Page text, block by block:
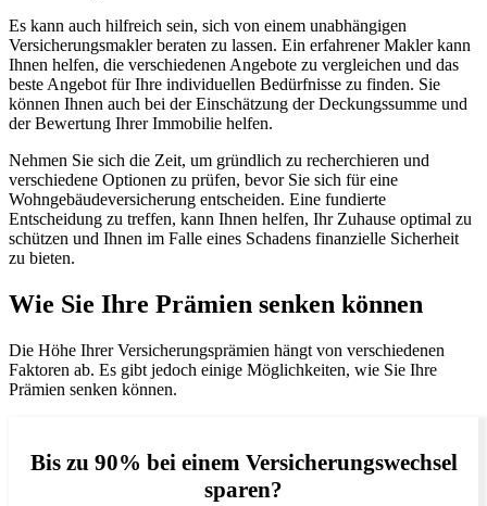
Es kann auch hilfreich sein, sich von einem unabhängigen
Versicherungsmakler beraten zu lassen. Ein erfahrener Makler kann
Ihnen helfen, die verschiedenen Angebote zu vergleichen und das
beste Angebot für Ihre individuellen Bedürfnisse zu finden. Sie
können Ihnen auch bei der Einschätzung der Deckungssumme und
der Bewertung Ihrer Immobilie helfen.
Nehmen Sie sich die Zeit, um gründlich zu recherchieren und
verschiedene Optionen zu prüfen, bevor Sie sich für eine
Wohngebäudeversicherung entscheiden. Eine fundierte
Entscheidung zu treffen, kann Ihnen helfen, Ihr Zuhause optimal zu
schützen und Ihnen im Falle eines Schadens finanzielle Sicherheit
zu bieten.
Wie Sie Ihre Prämien senken können
Die Höhe Ihrer Versicherungsprämien hängt von verschiedenen
Faktoren ab. Es gibt jedoch einige Möglichkeiten, wie Sie Ihre
Prämien senken können.
Bis zu 90% bei einem Versicherungswechsel
sparen?